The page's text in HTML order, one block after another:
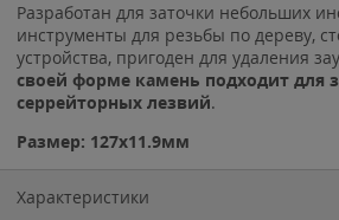
Разработан для заточки небольших
инструменты для резьбы по дереву,
устройства, пригоден для удаления
своей форме камень подходит для
серрейторных лезвий.
Размер: 127х11.9мм
Характеристики